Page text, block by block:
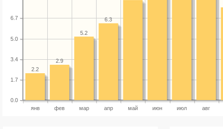
янв фев мар апр май июн июл авг
0.0
1.7
3.4
5.0
6.7 6.3
5.2
2.9
2.2